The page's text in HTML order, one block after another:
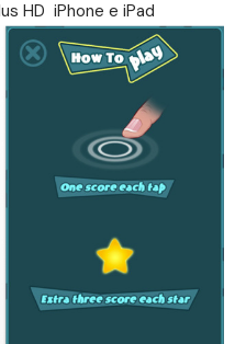
HD iPhone e iPad